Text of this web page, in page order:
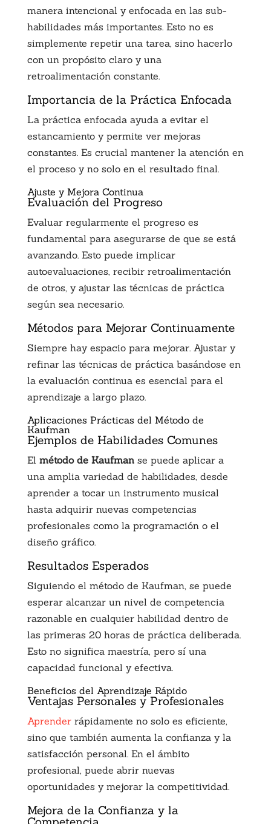
manera intencional y enfocada en las sub-
habilidades más importantes. Esto no es
simplemente repetir una tarea, sino hacerlo
con un propósito claro y una
retroalimentación constante.
Importancia de la Práctica Enfocada
La práctica enfocada ayuda a evitar el
estancamiento y permite ver mejoras
constantes. Es crucial mantener la atención en
el proceso y no solo en el resultado final.
Ajuste y Mejora Continua
Evaluación del Progreso
Evaluar regularmente el progreso es
fundamental para asegurarse de que se está
avanzando. Esto puede implicar
autoevaluaciones, recibir retroalimentación
de otros, y ajustar las técnicas de práctica
según sea necesario.
Métodos para Mejorar Continuamente
Siempre hay espacio para mejorar. Ajustar y
refinar las técnicas de práctica basándose en
la evaluación continua es esencial para el
aprendizaje a largo plazo.
Aplicaciones Prácticas del Método de
Kaufman
Ejemplos de Habilidades Comunes
El método de Kaufmanse puede aplicar a
una amplia variedad de habilidades, desde
aprender a tocar un instrumento musical
hasta adquirir nuevas competencias
profesionales como la programación o el
diseño gráfico.
Resultados Esperados
Siguiendo el método de Kaufman, se puede
esperar alcanzar un nivel de competencia
razonable en cualquier habilidad dentro de
las primeras 20 horas de práctica deliberada.
Esto no significa maestría, pero sí una
capacidad funcional y efectiva.
Beneficios del Aprendizaje Rápido
Ventajas Personales y Profesionales
Aprenderrápidamente no solo es eficiente,
sino que también aumenta la confianza y la
satisfacción personal. En el ámbito
profesional, puede abrir nuevas
oportunidades y mejorar la competitividad.
Mejora de la Confianza y la